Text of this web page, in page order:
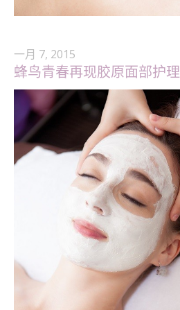
一月 7, 2015
蜂鸟青春再现胶原面部护理